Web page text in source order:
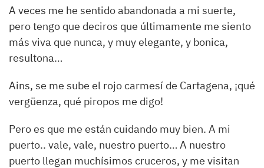
A veces me he sentido abandonada a mi suerte,
pero tengo que deciros que últimamente me siento
más viva que nunca, y muy elegante, y bonica,
resultona…
Ains, se me sube el rojo carmesí de Cartagena, ¡qué
vergüenza, qué piropos me digo!
Pero es que me están cuidando muy bien. A mi
puerto.. vale, vale, nuestro puerto… A nuestro
puerto llegan muchísimos cruceros, y me visitan